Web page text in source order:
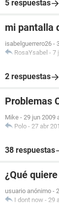
5 respuestas
mi pantalla
isabelguerrero26 -
RosaYsabel - 7
2 respuestas
Problemas
Mike - 29 jun 2009
Polo - 27 abr
38 respuestas
¿Qué
usuario anónimo -
I dont now - 29